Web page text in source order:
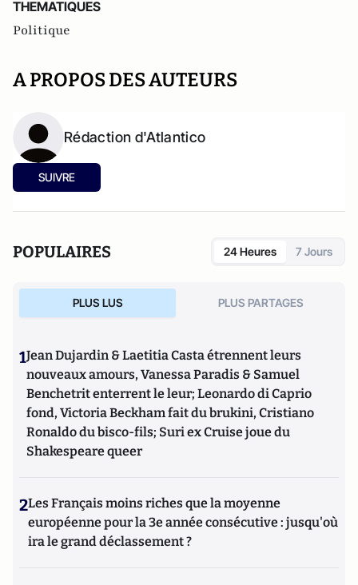
THEMATIQUES
Politique
A PROPOS DES AUTEURS
Rédaction d'Atlantico
SUIVRE
POPULAIRES 24 Heures 7 Jours
PLUS LUS PLUS PARTAGES
1Jean Dujardin & Laetitia Casta étrennent leurs
nouveaux amours, Vanessa Paradis & Samuel
Benchetrit enterrent le leur; Leonardo di Caprio
fond, Victoria Beckham fait du brukini, Cristiano
Ronaldo du bisco-fils; Suri ex Cruise joue du
Shakespeare queer
2Les Français moins riches que la moyenne
européenne pour la 3e année consécutive : jusqu'où
ira le grand déclassement ?